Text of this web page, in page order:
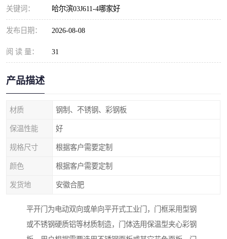
关键词： 哈尔滨03J611-4哪家好
发布日期： 2026-08-08
阅 读 量： 31
产品描述
材质 钢制、不锈钢、彩钢板
保温性能 好
规格尺寸 根据客户需要定制
颜色 根据客户需要定制
发货地 安徽合肥
平开门为电动双向或单向平开式工业门，门框采用型钢
或不锈钢硬质铝等材质制造，门体选用保温型夹心彩钢